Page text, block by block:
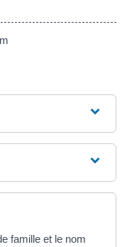
famille et le nom